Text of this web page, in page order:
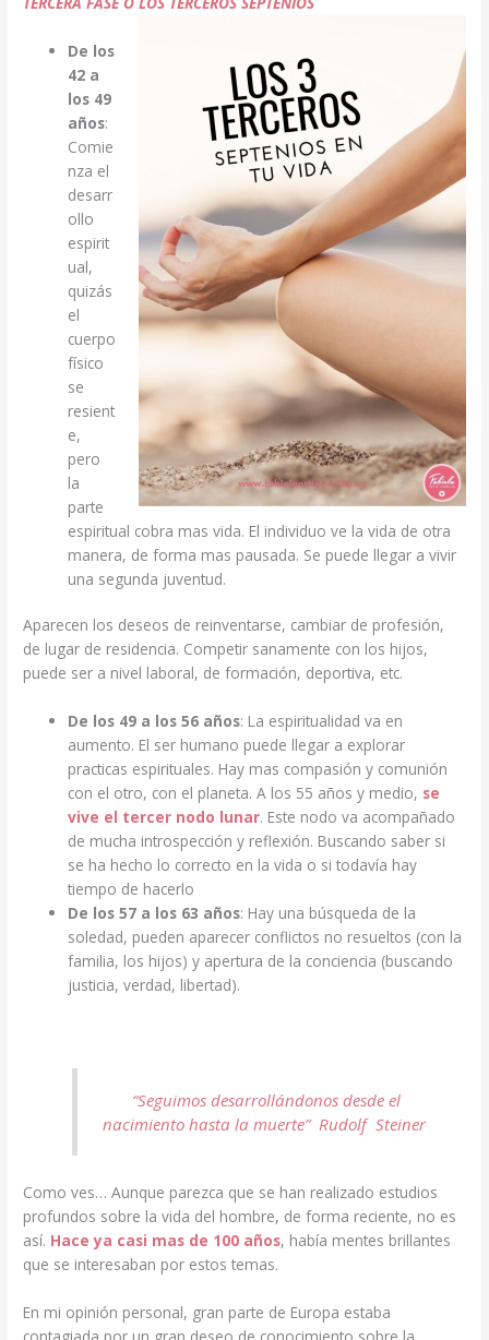
De los
42 a
los 49
años:
Comie
nza el
desarr
ollo
espirit
ual,
quizás
el
cuerpo
físico
se
resient
e,
pero
la
parte
espiritual cobra mas vida. El individuo ve la vida de otra
manera, de forma mas pausada. Se puede llegar a vivir
una segunda juventud.
Aparecen los deseos de reinventarse, cambiar de profesión,
de lugar de residencia. Competir sanamente con los hijos,
puede ser a nivel laboral, de formación, deportiva, etc.
De los 49 a los 56 años: La espiritualidad va en
aumento. El ser humano puede llegar a explorar
practicas espirituales. Hay mas compasión y comunión
con el otro, con el planeta. A los 55 años y medio, se
vive el tercer nodo lunar. Este nodo va acompañado
de mucha introspección y reflexión. Buscando saber si
se ha hecho lo correcto en la vida o si todavía hay
tiempo de hacerlo
De los 57 a los 63 años: Hay una búsqueda de la
soledad, pueden aparecer conflictos no resueltos (con la
familia, los hijos) y apertura de la conciencia (buscando
justicia, verdad, libertad).
“Seguimos desarrollándonos desde el
nacimiento hasta la muerte” Rudolf Steiner
Como ves… Aunque parezca que se han realizado estudios
profundos sobre la vida del hombre, de forma reciente, no es
así. Hace ya casi mas de 100 años, había mentes brillantes
que se interesaban por estos temas.
En mi opinión personal, gran parte de Europa estaba
contagiada por un gran deseo de conocimiento sobre la